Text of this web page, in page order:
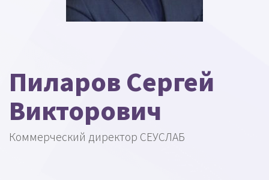
Пиларов Сергей
Викторович
Коммерческий директор СЕУСЛАБ